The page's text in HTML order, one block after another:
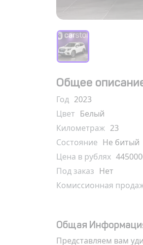
Общее
Год 2023
Цвет Белый
Километраж 23
Состояние Не битый
Цена в рублях
Под заказ Нет
Комиссионная
Общая
Представляем вам